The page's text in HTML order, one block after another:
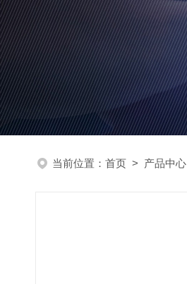
当前位置： 首页 > 产品中心